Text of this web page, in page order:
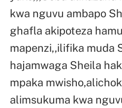
kwa nguvu ambapo
ghafla akipoteza
mapenzi,,ilifika muda
hajamwaga Sheila
mpaka
alimsukuma kwa